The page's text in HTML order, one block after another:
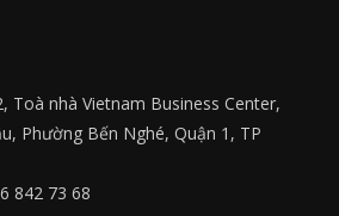
Toà nhà Vietnam Business Center,
Phường Bến Nghé, Quận 1, TP
842 73 68